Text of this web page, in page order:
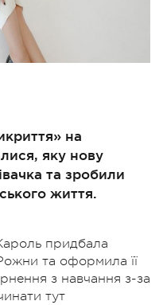
на
яку нову
та зробили
життя.
придбала
та оформила її
з навчання з-за
тут